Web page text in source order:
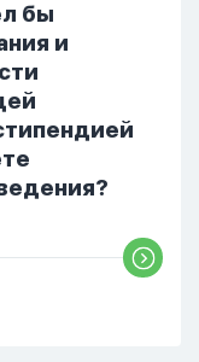
бы
и